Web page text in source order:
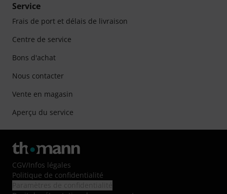
Service
Frais de port et délais de livraison
Centre de service
Bons d'achat
Nous contacter
Vente en magasin
Aperçu du service
CGV/Infos légales
Politique de confidentialité